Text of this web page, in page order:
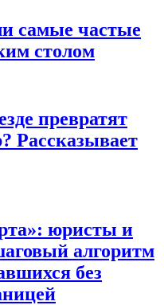
самые частые
столом
превратят
Рассказывает
юристы и
алгоритм
без